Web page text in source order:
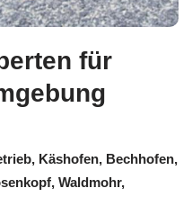
für
Käshofen, Bechhofen,
Waldmohr,